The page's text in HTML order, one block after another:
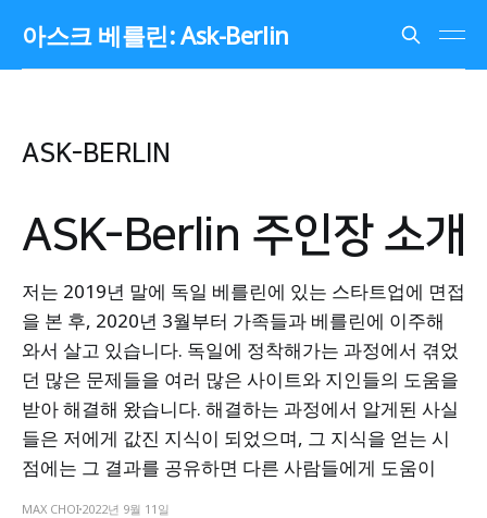
아스크 베를린: Ask-Berlin
ASK-BERLIN
ASK-Berlin 주인장 소개
저는 2019년 말에 독일 베를린에 있는 스타트업에 면접
을 본 후, 2020년 3월부터 가족들과 베를린에 이주해
와서 살고 있습니다. 독일에 정착해가는 과정에서 겪었
던 많은 문제들을 여러 많은 사이트와 지인들의 도움을
받아 해결해 왔습니다. 해결하는 과정에서 알게된 사실
들은 저에게 값진 지식이 되었으며, 그 지식을 얻는 시
점에는 그 결과를 공유하면 다른 사람들에게 도움이
MAX CHOI 2022년 9월 11일